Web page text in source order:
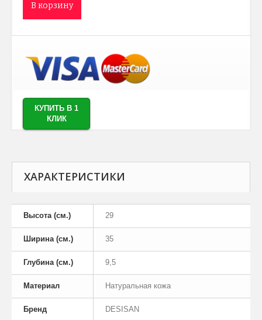
В корзину
КУПИТЬ В 1
КЛИК
ХАРАКТЕРИСТИКИ
Высота (см.) 29
Ширина (см.) 35
Глубина (см.) 9,5
Материал Натуральная кожа
Бренд DESISAN